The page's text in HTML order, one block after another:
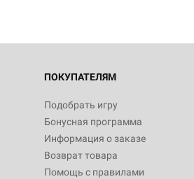
ПОКУПАТЕЛЯМ
Подобрать игру
Бонусная программа
Информация о заказе
Возврат товара
Помощь с правилами